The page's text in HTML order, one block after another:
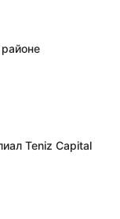
Teniz Capital